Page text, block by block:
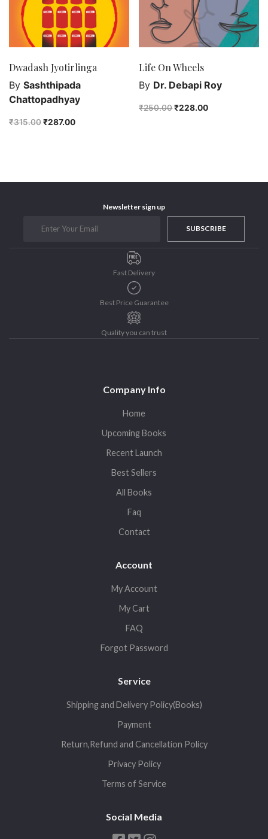
Dwadash Jyotirlinga
By Sashthipada
Chattopadhyay
₹315.00₹287.00
Life On Wheels
By Dr. Debapi Roy
₹250.00₹228.00
Newsletter sign up
SUBSCRIBE
Fast Delivery
Best Price Guarantee
Quality you can trust
Company Info
Home
Upcoming Books
Recent Launch
Best Sellers
All Books
Faq
Contact
Account
My Account
My Cart
FAQ
Forgot Password
Service
Shipping and Delivery Policy(Books)
Payment
Return,Refund and Cancellation Policy
Privacy Policy
Terms of Service
Social Media